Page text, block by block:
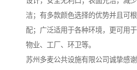
洁；有多款颜色选择的优势并且可
配；广泛适用于各种环境，更可用
物业、工厂、环卫等。
苏州多麦公共设施有限公司诚挚感